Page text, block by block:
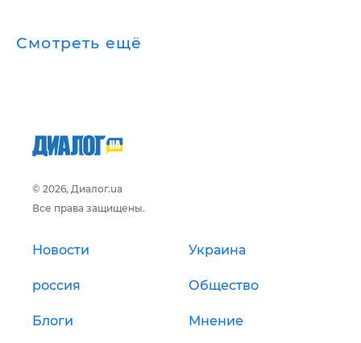
Смотреть ещё
© 2026, Диалог.ua
Все права защищены.
Новости Украина
россия Общество
Блоги Мнение